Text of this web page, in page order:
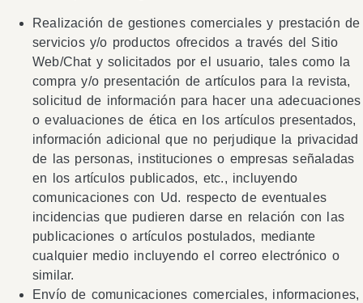
Realización de gestiones comerciales y prestación de
servicios y/o productos ofrecidos a través del Sitio
Web/Chat y solicitados por el usuario, tales como la
compra y/o presentación de artículos para la revista,
solicitud de información para hacer una adecuaciones
o evaluaciones de ética en los artículos presentados,
información adicional que no perjudique la privacidad
de las personas, instituciones o empresas señaladas
en los artículos publicados, etc., incluyendo
comunicaciones con Ud. respecto de eventuales
incidencias que pudieren darse en relación con las
publicaciones o artículos postulados, mediante
cualquier medio incluyendo el correo electrónico o
similar.
Envío de comunicaciones comerciales, informaciones,